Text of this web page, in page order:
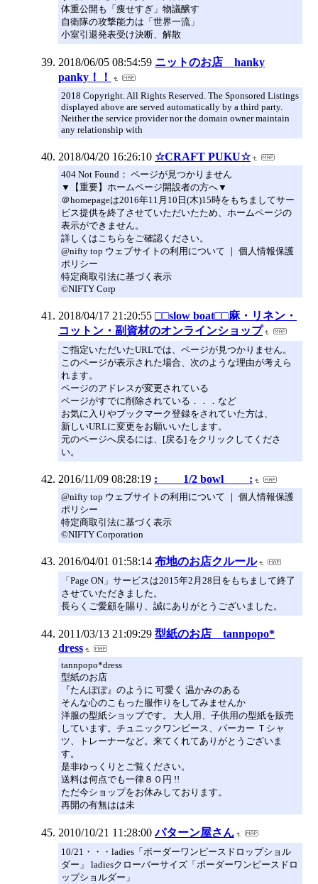
体重公開も「痩せすぎ」物議醸す
自衛隊の攻撃能力は「世界一流」
小室引退発表受け決断、解散
2018/06/05 08:54:59 ニットのお店 hanky
panky！！
2018 Copyright. All Rights Reserved. The Sponsored Listings
displayed above are served automatically by a third party.
Neither the service provider nor the domain owner maintain
any relationship with
2018/04/20 16:26:10 ☆CRAFT PUKU☆
404 Not Found： ページが見つかりません
▼【重要】ホームページ開設者の方へ▼
＠homepageは2016年11月10日(木)15時をもちましてサー
ビス提供を終了させていただいたため、ホームページの
表示ができません。
詳しくはこちらをご確認ください。
@nifty top ウェブサイトの利用について ｜ 個人情報保護
ポリシー
特定商取引法に基づく表示
©NIFTY Corp
2018/04/17 21:20:55 □□slow boat□□麻・リネン・
コットン・副資材のオンラインショップ
ご指定いただいたURLでは、ページが見つかりません。
このページが表示された場合、次のような理由が考えら
れます。
ページのアドレスが変更されている
ページがすでに削除されている．．．など
お気に入りやブックマーク登録をされていた方は、
新しいURLに変更をお願いいたします。
元のページへ戻るには、[戻る] をクリックしてくださ
い。
2016/11/09 08:28:19 : 1/2 bowl :
@nifty top ウェブサイトの利用について ｜ 個人情報保護
ポリシー
特定商取引法に基づく表示
©NIFTY Corporation
2016/04/01 01:58:14 布地のお店クルール
「Page ON」サービスは2015年2月28日をもちまして終了
させていただきました。
長らくご愛顧を賜り、誠にありがとうございました。
2011/03/13 21:09:29 型紙のお店 tannpopo*
dress
tannpopo*dress
型紙のお店
『たんぽぽ』のように 可愛く 温かみのある
そんな心のこもった服作りをしてみませんか
洋服の型紙ショップです。 大人用、子供用の型紙を販売
しています。チュニックワンピース、パーカー Ｔシャ
ツ、トレーナーなど。来てくれてありがとうございま
す。
是非ゆっくりとご覧ください。
送料は何点でも一律８０円 !!
ただ今ショップをお休みしております。
再開の有無はは未
2010/10/21 11:28:00 パターン屋さん
10/21・・・ladies「ボーダーワンピースドロップショル
ダー」 ladiesクローバーサイズ「ボーダーワンピースドロ
ップショルダー」